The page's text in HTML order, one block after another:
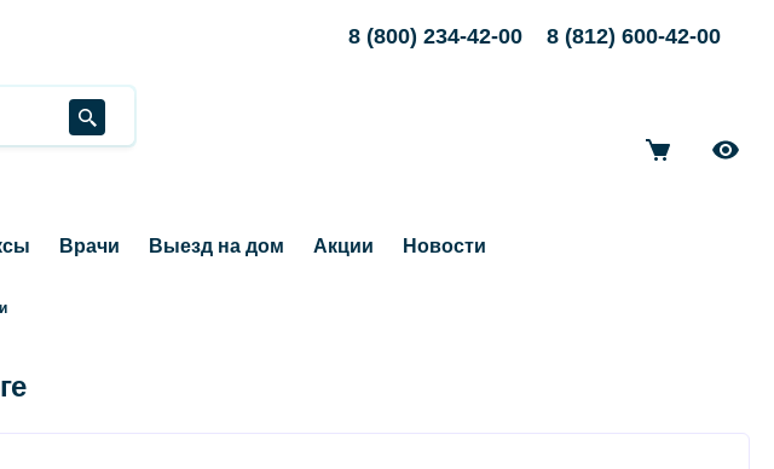
8 (800) 234-42-00 8 (812) 600-42-00
Врачи Выезд на дом Акции Новости